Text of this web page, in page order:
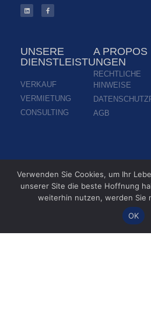
UNSERE
DIENSTLEISTUNGEN
VERKAUF
VERMIETUNG
CONSULTING
A PROPOS
RECHTLICHE
HINWEISE
AGB
Verwenden Sie Cookies, um Ihr
unserer Site die beste Hoffnung
weiterhin nutzen, werden Sie
OK